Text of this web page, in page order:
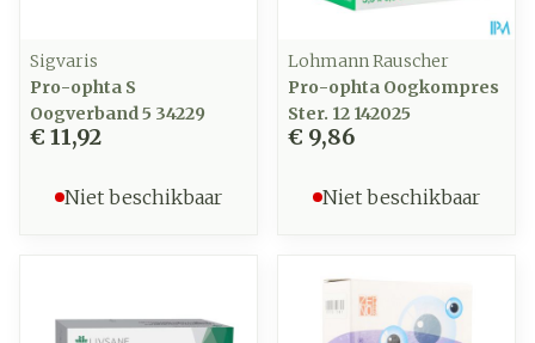
Sigvaris
Pro-ophta S
Oogverband 5 34229
€ 11,92
Niet beschikbaar
Lohmann Rauscher
Pro-ophta Oogkompres
Ster. 12 142025
€ 9,86
Niet beschikbaar